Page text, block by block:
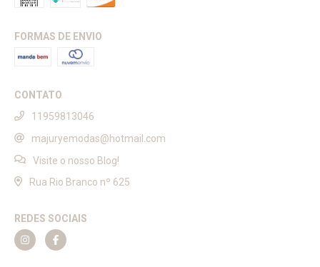
FORMAS DE ENVIO
CONTATO
11959813046
majuryemodas@hotmail.com
Visite o nosso Blog!
Rua Rio Branco nº 625
REDES SOCIAIS